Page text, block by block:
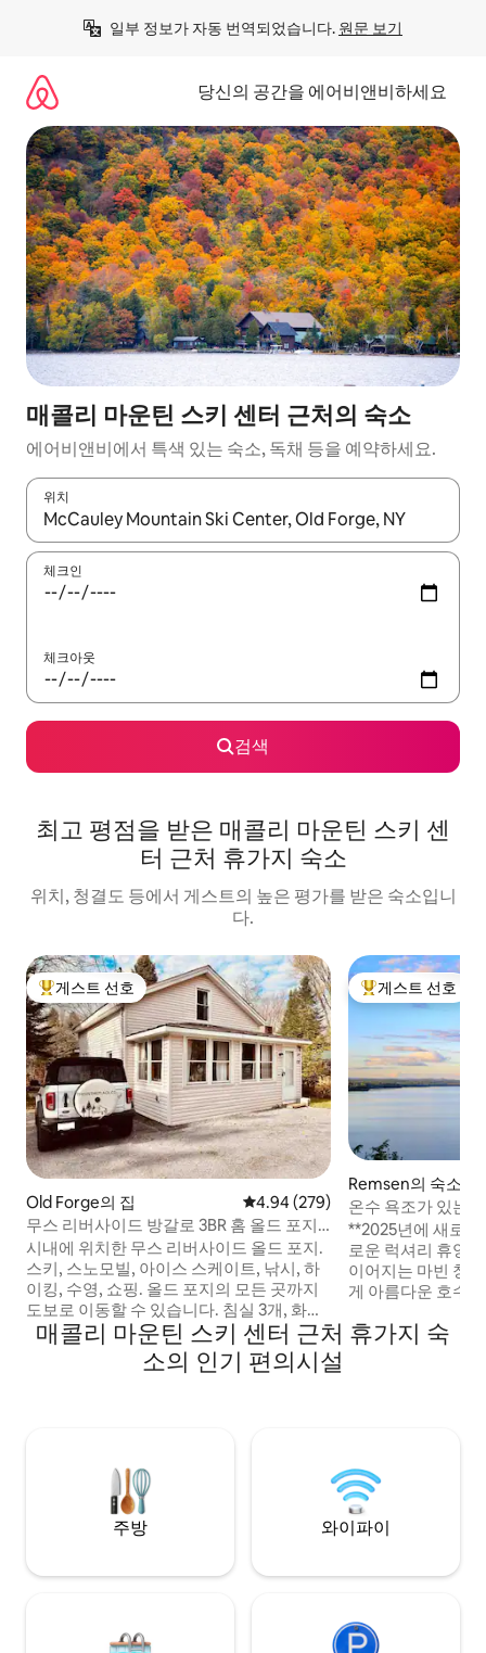
일부 정보가 자동 번역되었습니다. 원문 보기
당신의 공간을 에어비앤비하세요
매콜리 마운틴 스키 센터 근처의 숙소
에어비앤비에서 특색 있는 숙소, 독채 등을 예약하세요.
위치
결과가 나오면 위·아래 화살표 키를 사용하거나 터치 또는 스와이
체크인
체크아웃
검색
최고 평점을 받은 매콜리 마운틴 스키 센
터 근처 휴가지 숙소
위치, 청결도 등에서 게스트의 높은 평가를 받은 숙소입니
다.
상위 게스트 선호
게스트 선호
Old Forge의 집 평점 4.94점(5점 만점), 후기 279
4.94 (279)
무스 리버사이드 방갈로 3BR 홈 올드 포지
뉴욕
시내에 위치한 무스 리버사이드 올드 포지.
스키, 스노모빌, 아이스 스케이트, 낚시, 하
이킹, 수영, 쇼핑. 올드 포지의 모든 곳까지
도보로 이동할 수 있습니다. 침실 3개, 화덕,
숯 그릴, 발전기, 외부 보안 카메라. 달력에
서 예약 가능 여부를 확인하세요. 아마존 파
이어스틱 TV 1대와 스마트 TV 1대. 1층과 2
마운틴맨 아웃도어 서플라이 코. 루트 28에
서 카약/카누를 대여하세요.
상위 게스트 선호
게스트 선호
Remsen의 숙소
온수 욕조가 있는
오아시스 *신축 건
**2025년에 새로 지은 숙소
로운 럭셔리 휴양
이어지는 마빈 창
게 아름다운 호수
와 야외 프로판 벽
적으로 흰색으로
매콜리 마운틴 스키 센터 근처 휴가지 숙
소의 인기 편의시설
주방 와이파이